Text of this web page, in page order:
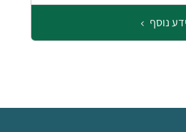
נוסף